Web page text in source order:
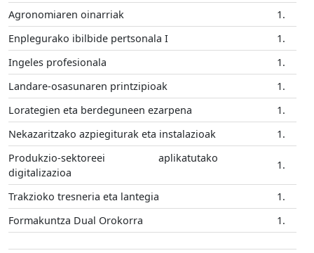
Agronomiaren oinarriak
1.
Enplegurako ibilbide pertsonala I
1.
Ingeles profesionala
1.
Landare-osasunaren printzipioak
1.
Lorategien eta berdeguneen ezarpena
1.
Nekazaritzako azpiegiturak eta instalazioak
1.
Produkzio-sektoreei aplikatutako
digitalizazioa
1.
Trakzioko tresneria eta lantegia
1.
Formakuntza Dual Orokorra
1.